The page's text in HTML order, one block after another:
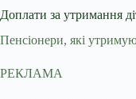
Доплати за утримання
Пенсіонери, які
РЕКЛАМА